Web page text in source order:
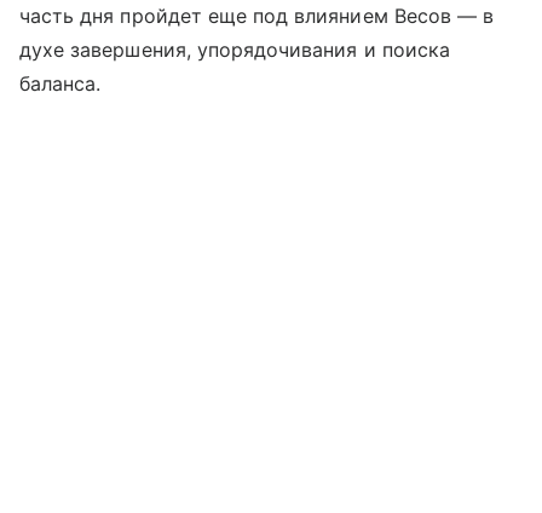
часть дня пройдет еще под влиянием Весов — в
духе завершения, упорядочивания и поиска
баланса.